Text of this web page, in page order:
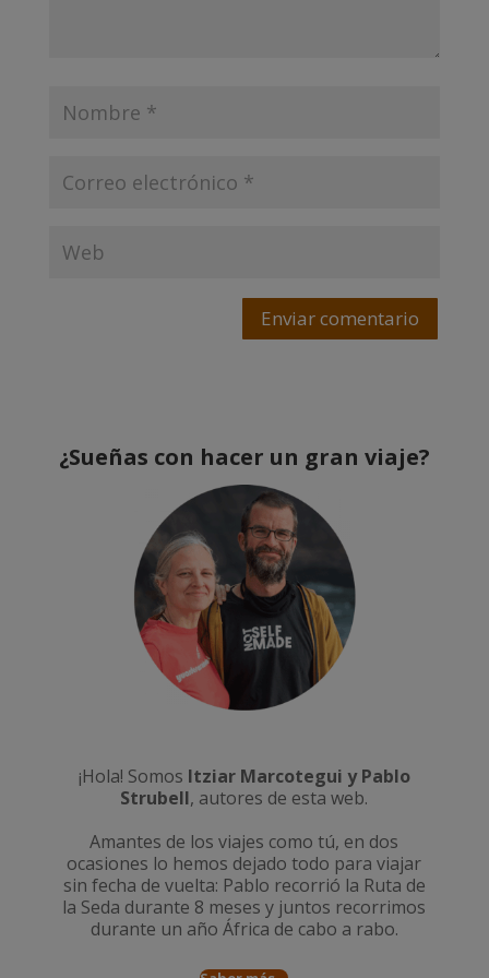
Enviar comentario
¿Sueñas con hacer un gran viaje?
¡Hola! Somos Itziar Marcotegui y Pablo
Strubell, autores de esta web.
Amantes de los viajes como tú, en dos
ocasiones lo hemos dejado todo para viajar
sin fecha de vuelta: Pablo recorrió la Ruta de
la Seda durante 8 meses y juntos recorrimos
durante un año África de cabo a rabo.